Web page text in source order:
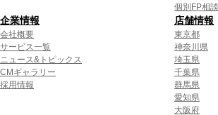
個別FP相談
企業情報
会社概要
サービス一覧
ニュース&トピックス
CMギャラリー
採用情報
店舗情報
東京都
神奈川県
埼玉県
千葉県
群馬県
愛知県
大阪府